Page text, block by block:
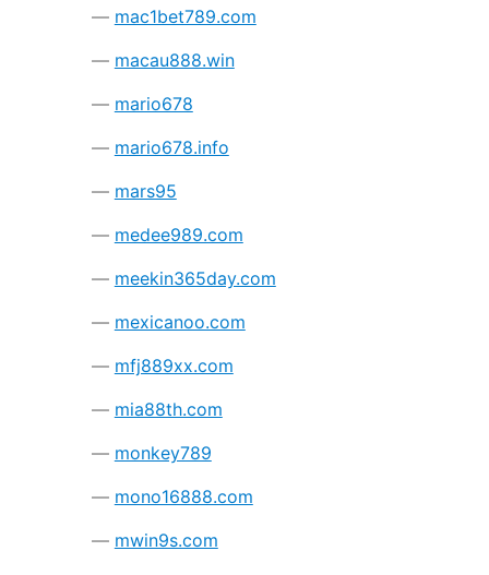
mac1bet789.com
macau888.win
mario678
mario678.info
mars95
medee989.com
meekin365day.com
mexicanoo.com
mfj889xx.com
mia88th.com
monkey789
mono16888.com
mwin9s.com